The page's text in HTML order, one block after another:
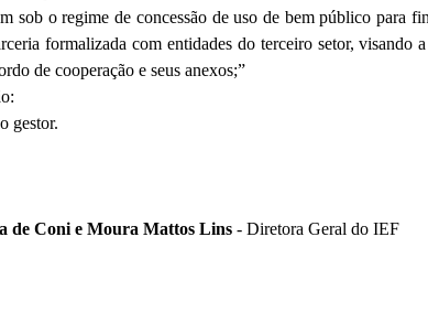
o regime de concessão de uso de bem público para
formalizada com entidades do terceiro setor, visando
de cooperação e seus anexos;”
gestor.
de Coni e Moura Mattos Lins- Diretora Geral do IEF